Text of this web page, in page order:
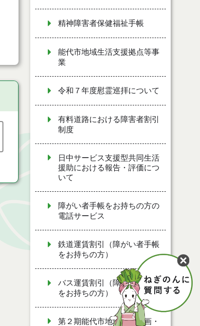
精神障害者保健福祉手帳
能代市地域生活支援拠点等事
業
令和７年度慰霊巡拝について
有料道路における障害者割引
制度
日中サービス支援型共同生活
援助における報告・評価につ
いて
障がい者手帳をお持ちの方の
電話サービス
鉄道運賃割引（障がい者手帳
をお持ちの方）
バス運賃割引（障がい者手帳
をお持ちの方）
第２期能代市地域福祉計画・